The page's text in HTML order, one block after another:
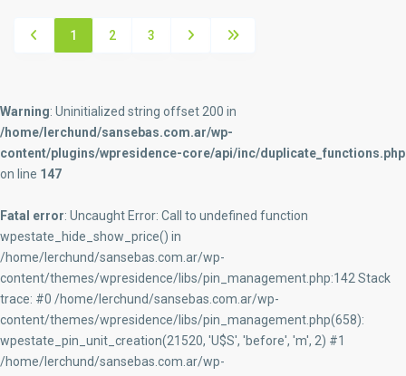
1 2 3
Warning: Uninitialized string offset 200 in
/home/lerchund/sansebas.com.ar/wp-
content/plugins/wpresidence-core/api/inc/duplicate_functions.php
on line 147
Fatal error: Uncaught Error: Call to undefined function
wpestate_hide_show_price() in
/home/lerchund/sansebas.com.ar/wp-
content/themes/wpresidence/libs/pin_management.php:142 Stack
trace: #0 /home/lerchund/sansebas.com.ar/wp-
content/themes/wpresidence/libs/pin_management.php(658):
wpestate_pin_unit_creation(21520, 'U$S', 'before', 'm', 2) #1
/home/lerchund/sansebas.com.ar/wp-